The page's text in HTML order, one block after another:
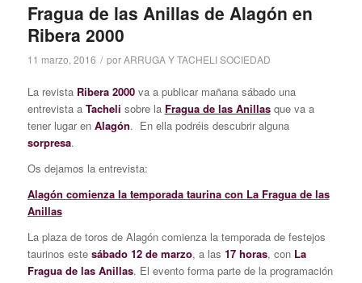
Fragua de las Anillas de Alagón en
Ribera 2000
11 marzo, 2016 / porARRUGA Y TACHELI SOCIEDAD
La revista Ribera 2000va a publicar mañana sábado una
entrevista a Tacheli sobre la Fragua de las Anillasque va a
tener lugar en Alagón. En ella podréis descubrir alguna
sorpresa.
Os dejamos la entrevista:
Alagón comienza la temporada taurina con La Fragua de las
Anillas
La plaza de toros de Alagón comienza la temporada de festejos
taurinos este sábado 12 de marzo, a las 17 horas, con La
Fragua de las Anillas. El evento forma parte de la programación